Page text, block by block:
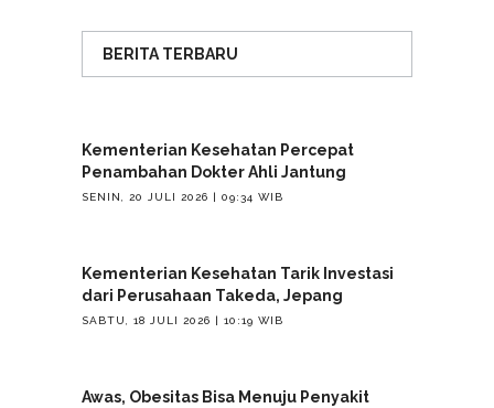
BERITA TERBARU
Kementerian Kesehatan Percepat
Penambahan Dokter Ahli Jantung
SENIN, 20 JULI 2026 | 09:34 WIB
Kementerian Kesehatan Tarik Investasi
dari Perusahaan Takeda, Jepang
SABTU, 18 JULI 2026 | 10:19 WIB
Awas, Obesitas Bisa Menuju Penyakit